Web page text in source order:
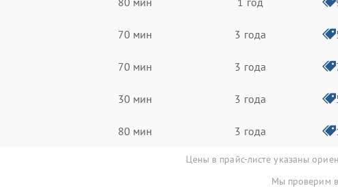
70 мин 3 года
70 мин 3 года
30 мин 3 года
80 мин 3 года
Цены в прайс-листе указаны
Мы проверим